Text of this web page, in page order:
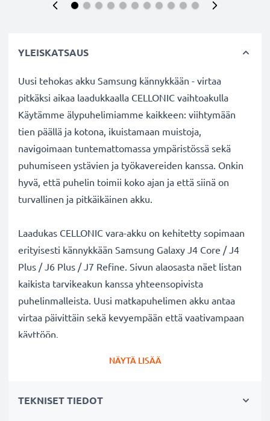
YLEISKATSAUS
Uusi tehokas akku Samsung kännykkään - virtaa
pitkäksi aikaa laadukkaalla CELLONIC vaihtoakulla
Käytämme älypuhelimiamme kaikkeen: viihtymään
tien päällä ja kotona, ikuistamaan muistoja,
navigoimaan tuntemattomassa ympäristössä sekä
puhumiseen ystävien ja työkavereiden kanssa. Onkin
hyvä, että puhelin toimii koko ajan ja että siinä on
turvallinen ja pitkäikäinen akku.
Laadukas CELLONIC vara-akku on kehitetty sopimaan
erityisesti kännykkään Samsung Galaxy J4 Core / J4
Plus / J6 Plus / J7 Refine. Sivun alaosasta näet listan
kaikista tarvikeakun kanssa yhteensopivista
puhelinmalleista. Uusi matkapuhelimen akku antaa
virtaa päivittäin sekä kevyempään että vaativampaan
käyttöön.
✔Nauti virtajohdosta
NÄYTÄ LISÄÄ
TEKNISET TIEDOT